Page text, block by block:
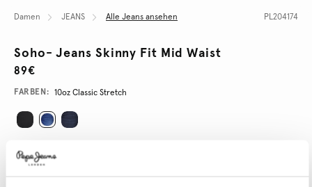
Damen JEANS Alle Jeans ansehen PL204174
Soho- Jeans Skinny Fit Mid Waist
89€
Variations
FARBEN: 10oz Classic Stretch
GRÖßE AUSWÄHLEN: